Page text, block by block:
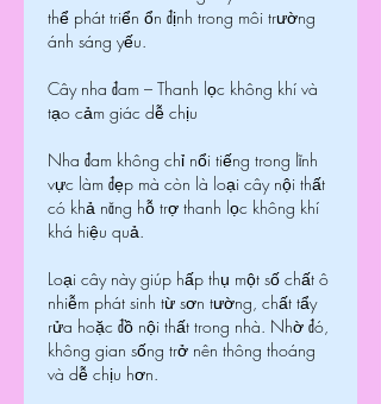
thể phát triển ổn định trong môi trường
ánh sáng yếu.
Cây nha đam – Thanh lọc không khí và
tạo cảm giác dễ chịu
Nha đam không chỉ nổi tiếng trong lĩnh
vực làm đẹp mà còn là loại cây nội thất
có khả năng hỗ trợ thanh lọc không khí
khá hiệu quả.
Loại cây này giúp hấp thụ một số chất ô
nhiễm phát sinh từ sơn tường, chất tẩy
rửa hoặc đồ nội thất trong nhà. Nhờ đó,
không gian sống trở nên thông thoáng
và dễ chịu hơn.